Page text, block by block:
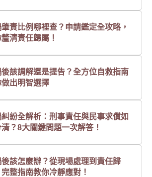
責比例哪裡查？申請鑑定全攻略，
清責任歸屬！
該調解還是提告？全方位自救指南
出明智選擇
紛全解析：刑事責任與民事求償如
？8大關鍵問題一次解答！
該怎麼辦？從現場處理到責任歸
整指南教你冷靜應對！